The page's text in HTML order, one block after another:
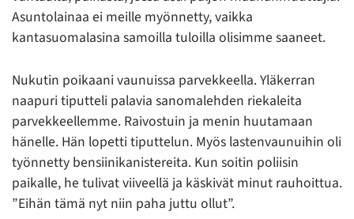
Asuntolainaa ei meille myönnetty, vaikka
kantasuomalasina samoilla tuloilla olisimme saaneet.
Nukutin poikaani vaunuissa parvekkeella. Yläkerran
naapuri tiputteli palavia sanomalehden riekaleita
parvekkeellemme. Raivostuin ja menin huutamaan
hänelle. Hän lopetti tiputtelun. Myös lastenvaunuihin oli
työnnetty bensiinikanistereita. Kun soitin poliisin
paikalle, he tulivat viiveellä ja käskivät minut rauhoittua.
”Eihän tämä nyt niin paha juttu ollut”.